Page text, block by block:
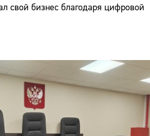
свой бизнес благодаря цифровой